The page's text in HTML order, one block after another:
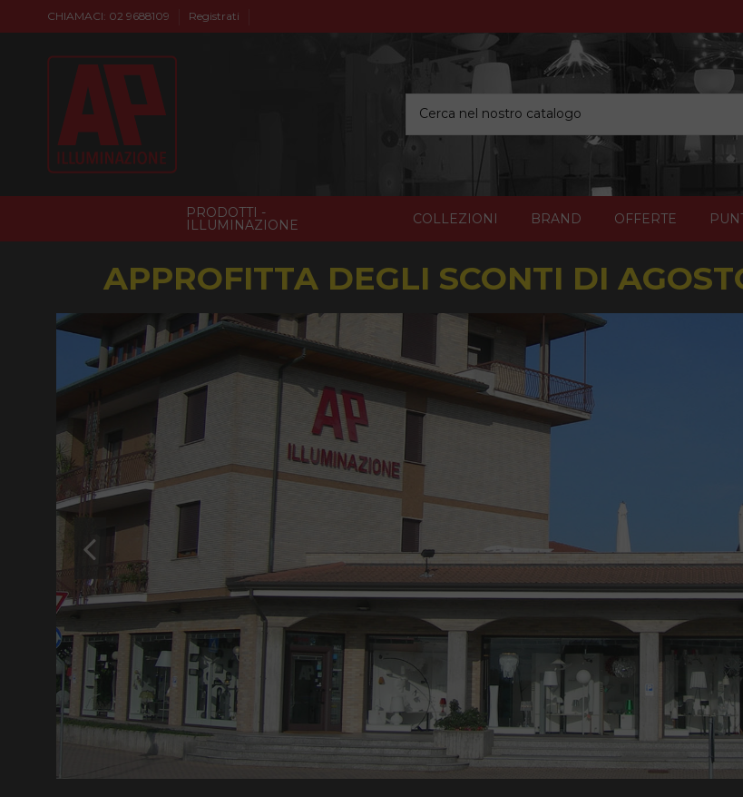
CHIAMACI: 02 9688109 Registrati
PRODOTTI -
ILLUMINAZIONE COLLEZIONI BRAND OFFERTE
APPROFITTA DEGLI SCONTI DI